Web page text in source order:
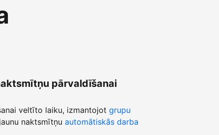
pārvaldīšanai
veltīto laiku, izmantojot grupu
naktsmītņu automātiskās darba